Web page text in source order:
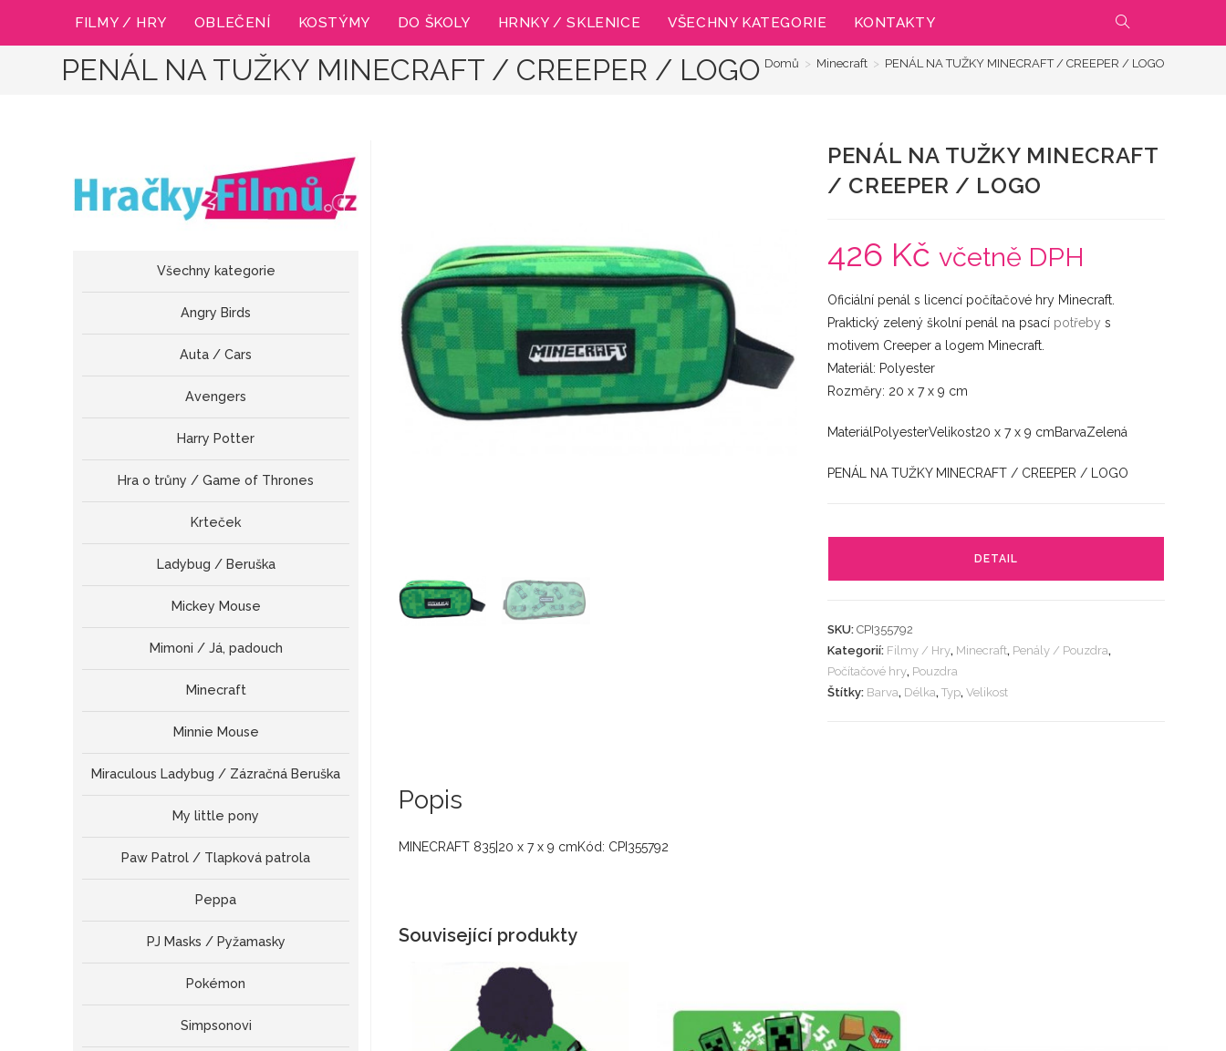
FILMY / HRY OBLEČENÍ KOSTÝMY DO ŠKOLY HRNKY / SKLENICE VŠECHNY KATEGORIE KONTAKTY PŘEPNOUT
VYHLEDÁVÁNÍ
WEBU
PENÁL NA TUŽKY MINECRAFT / CREEPER / LOGO Domů > Minecraft > PENÁL NA TUŽKY MINECRAFT / CREEPER / LOGO
PENÁL NA TUŽKY MINECRAFT
/ CREEPER / LOGO
426 Kč včetně DPH
Oficiální penál s licencí počítačové hry Minecraft.
Praktický zelený školní penál na psací potřeby s
motivem Creeper a logem Minecraft.
Materiál: Polyester
Rozměry: 20 x 7 x 9 cm
MateriálPolyesterVelikost20 x 7 x 9 cmBarvaZelená
PENÁL NA TUŽKY MINECRAFT / CREEPER / LOGO
DETAIL
SKU:CPI355792
Kategorií: Filmy / Hry, Minecraft, Penály / Pouzdra,
Počítačové hry, Pouzdra
Štítky: Barva, Délka,Typ,Velikost
Popis
MINECRAFT 835|20 x 7 x 9 cmKód: CPI355792
Související produkty
Všechny kategorie
Angry Birds
Auta / Cars
Avengers
Harry Potter
Hra o trůny / Game of Thrones
Krteček
Ladybug / Beruška
Mickey Mouse
Mimoni / Já, padouch
Minecraft
Minnie Mouse
Miraculous Ladybug / Zázračná Beruška
My little pony
Paw Patrol / Tlapková patrola
Peppa
PJ Masks / Pyžamasky
Pokémon
Simpsonovi